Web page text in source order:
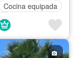
Cocina equipada